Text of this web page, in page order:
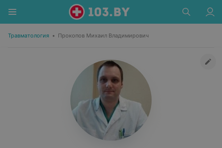
Травматология • Прокопов Михаил Владимирович